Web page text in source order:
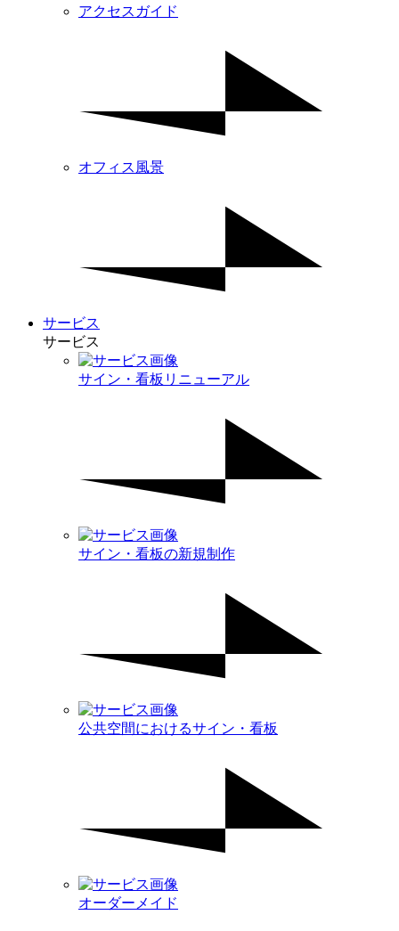
アクセスガイド
オフィス風景
サービス
サービス
サイン・看板リニューアル
サイン・看板の新規制作
公共空間におけるサイン・看板
オーダーメイド